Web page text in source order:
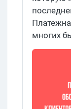
многих